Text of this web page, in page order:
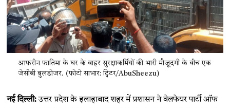
आफरीन फातिमा के घर के बाहर सुरक्षाकर्मियों की भारी मौजूदगी के बीच एक
जेसीबी बुलडोजर. (फोटो साभार: ट्विटर/AbuSheezu)
नई दिल्ली:उत्तर प्रदेश के इलाहाबाद शहर में प्रशासन ने वेलफेयर पार्टी ऑफ